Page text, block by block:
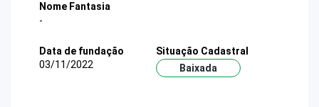
Nome Fantasia
-
Data de fundação
03/11/2022
Situação Cadastral
Baixada